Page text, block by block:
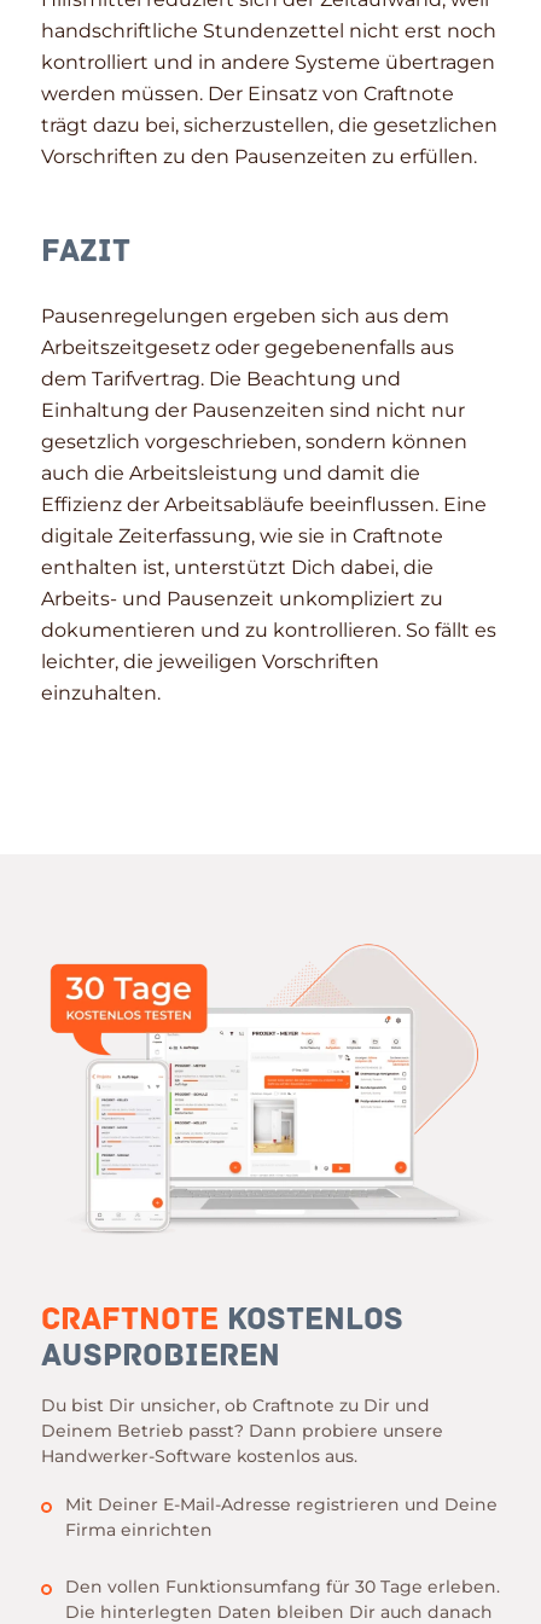
handschriftliche Stundenzettel nicht erst noch
kontrolliert und in andere Systeme übertragen
werden müssen. Der Einsatz von Craftnote
trägt dazu bei, sicherzustellen, die gesetzlichen
Vorschriften zu den Pausenzeiten zu erfüllen.
Fazit
Pausenregelungen ergeben sich aus dem
Arbeitszeitgesetz oder gegebenenfalls aus
dem Tarifvertrag. Die Beachtung und
Einhaltung der Pausenzeiten sind nicht nur
gesetzlich vorgeschrieben, sondern können
auch die Arbeitsleistung und damit die
Effizienz der Arbeitsabläufe beeinflussen. Eine
digitale Zeiterfassung, wie sie in Craftnote
enthalten ist, unterstützt Dich dabei, die
Arbeits- und Pausenzeit unkompliziert zu
dokumentieren und zu kontrollieren. So fällt es
leichter, die jeweiligen Vorschriften
einzuhalten.
Craftnote kostenlos
ausprobieren
Du bist Dir unsicher, ob Craftnote zu Dir und
Deinem Betrieb passt? Dann probiere unsere
Handwerker-Software kostenlos aus.
Mit Deiner E-Mail-Adresse registrieren und Deine
Firma einrichten
Den vollen Funktionsumfang für 30 Tage erleben.
Die hinterlegten Daten bleiben Dir auch danach